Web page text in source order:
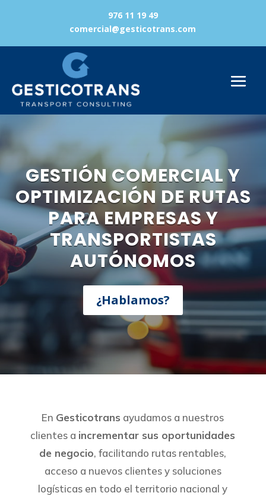
976 11 19 49
comercial@gesticotrans.com
GESTIÓN COMERCIAL Y
OPTIMIZACIÓN DE RUTAS
PARA EMPRESAS Y
TRANSPORTISTAS
AUTÓNOMOS
¿Hablamos?
En Gesticotrans ayudamos a nuestros
clientes a incrementar sus oportunidades
de negocio, facilitando rutas rentables,
acceso a nuevos clientes y soluciones
logísticas en todo el territorio nacional y